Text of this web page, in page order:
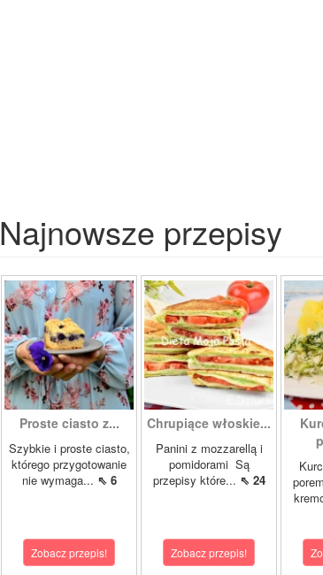
Najnowsze przepisy
Proste ciasto z...
Szybkie i proste ciasto,
którego przygotowanie
nie wymaga... ⇖ 6
Zobacz przepis!
Chrupiące włoskie...
Panini z mozzarellą i
pomidorami Są
przepisy które... ⇖ 24
Zobacz przepis!